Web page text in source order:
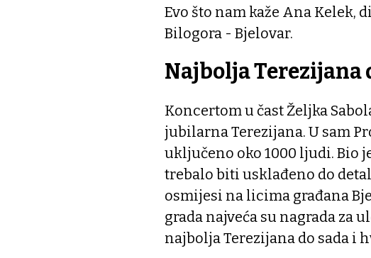
Evo što nam kaže Ana Kelek,
Bilogora - Bjelovar.
Najbolja Terezijana
Koncertom u čast Željka
jubilarna Terezijana. U sam
uključeno oko 1000 ljudi. Bio
trebalo biti usklađeno do
osmijesi na licima građana
grada najveća su nagrada za
najbolja Terezijana do sada i